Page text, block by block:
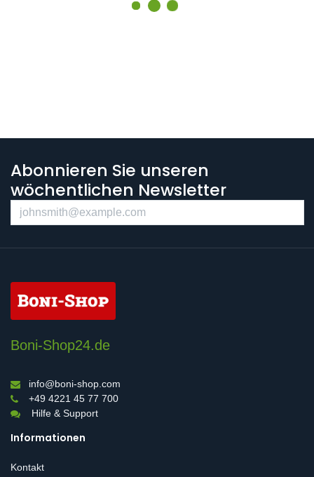
Abonnieren Sie unseren
wöchentlichen Newsletter
Boni-Shop24.de
info@boni-shop.com
+49 4221 45 77 700
Hilfe & Support
Informationen
Kontakt